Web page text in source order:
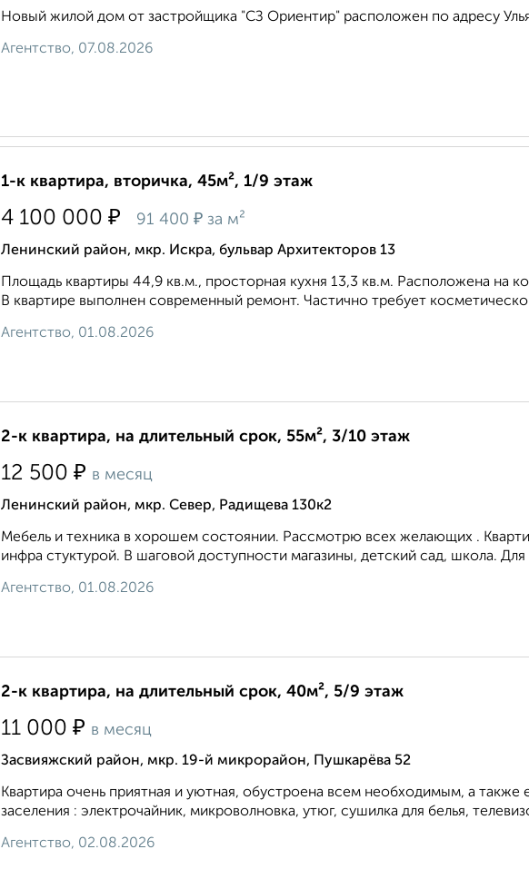
Новый жилой дом от застройщика "СЗ Ориентир" расположен по адресу
Агентство, 07.08.2026
1-к квартира, вторичка, 45м², 1/9 этаж
4 100 000 ₽ 91 400 ₽ за м²
Ленинский район, мкр. Искра, бульвар Архитекторов 13
Площадь квартиры 44,9 кв.м., просторная кухня 13,3 кв.м. Расположена на
В квартире выполнен современный ремонт. Частично требует
Агентство, 01.08.2026
2-к квартира, на длительный срок, 55м², 3/10 этаж
12 500 ₽ в месяц
Ленинский район, мкр. Север, Радищева 130к2
Мебель и техника в хорошем состоянии. Рассмотрю всех желающих .
инфра стуктурой. В шаговой доступности магазины, детский сад, школа.
Агентство, 01.08.2026
2-к квартира, на длительный срок, 40м², 5/9 этаж
11 000 ₽ в месяц
Засвияжский район, мкр. 19-й микрорайон, Пушкарёва 52
Квартира очень приятная и уютная, обустроена всем необходимым, а
заселения : электрочайник, микроволновка, утюг, сушилка для белья,
Агентство, 02.08.2026